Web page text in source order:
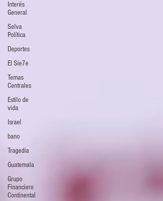
Interés
General
Selva
Política
Deportes
El Sie7e
Temas
Centrales
Estilo de
vida
Israel
bano
Tragedia
Guatemala
Grupo
Financiero
Continental